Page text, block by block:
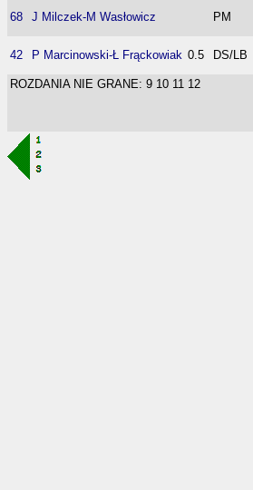
68 J Milczek-M Wasłowicz PM
42 P Marcinowski-Ł Frąckowiak 0.5 DS/LB
ROZDANIA NIE GRANE: 9 10 11 12